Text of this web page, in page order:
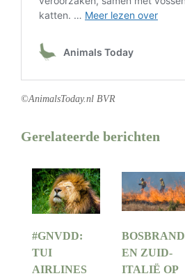
©AnimalsToday.nl BVR
Gerelateerde berichten
#GNVDD:
TUI
AIRLINES
BOSBRAND
EN ZUID-
ITALIË OP